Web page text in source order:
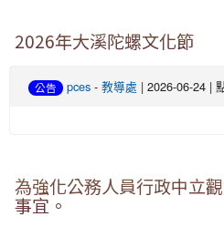
2026年大溪陀螺文化節
公告 pces - 教導處 | 2026-06-24 |
為強化公務人員行政中立
事宜。